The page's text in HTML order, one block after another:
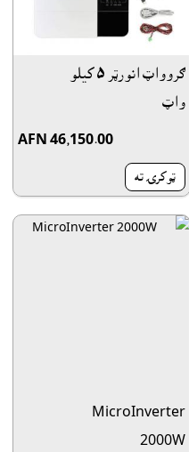
ګروواټ انورټر ٥ کيلو
واټ
AFN 46,150.00
ټوکرۍ ته
MicroInverter
2000W